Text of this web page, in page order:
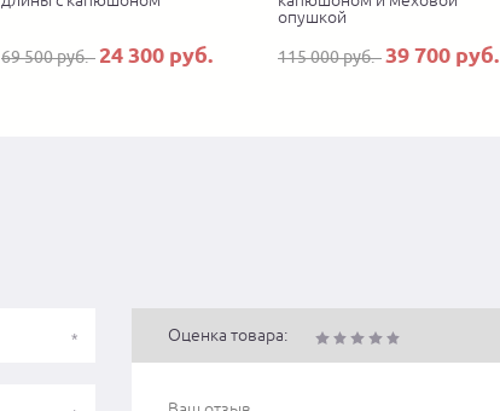
69 500 руб. 24 300 руб.
опушкой
115 000 руб.39 700 руб.
Оценка товара: